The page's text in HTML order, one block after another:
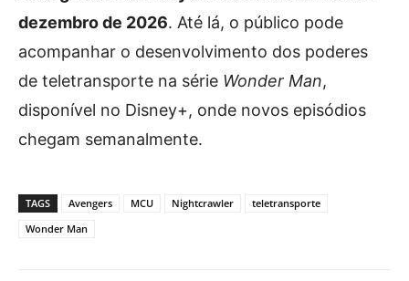
dezembro de 2026. Até lá, o público pode
acompanhar o desenvolvimento dos poderes
de teletransporte na série Wonder Man,
disponível no Disney+, onde novos episódios
chegam semanalmente.
TAGS Avengers MCU Nightcrawler
teletransporte
Wonder Man